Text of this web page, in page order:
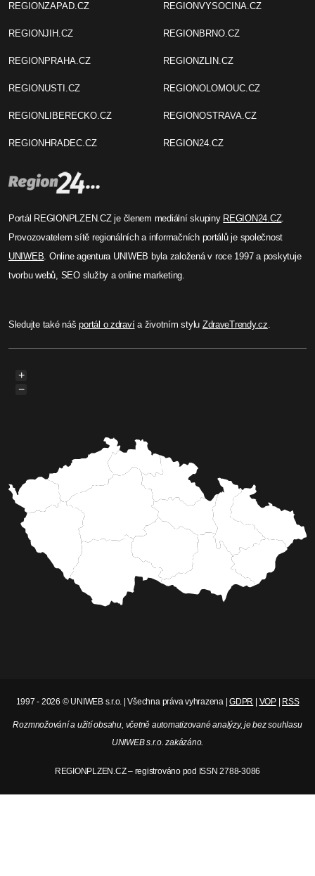
REGIONZAPAD.CZ
REGIONJIH.CZ
REGIONPRAHA.CZ
REGIONUSTI.CZ
REGIONLIBERECKO.CZ
REGIONHRADEC.CZ
REGIONVYSOCINA.CZ
REGIONBRNO.CZ
REGIONZLIN.CZ
REGIONOLOMOUC.CZ
REGIONOSTRAVA.CZ
REGION24.CZ
Portál REGIONPLZEN.CZ je členem mediální skupiny REGION24.CZ.
Provozovatelem sítě regionálních a informačních portálů je společnost
UNIWEB. Online agentura UNIWEB byla založená v roce 1997 a poskytuje
tvorbu webů, SEO služby a online marketing.
Sledujte také nášportál o zdravía životním stylu ZdraveTrendy.cz.
+
−
1997 - 2026 © UNIWEB s.r.o. | Všechna práva vyhrazena |GDPR VOP| RSS
Rozmnožování a užití obsahu, včetně automatizované analýzy, je bez souhlasu
UNIWEB s.r.o. zakázáno.
REGIONPLZEN.CZ – registrováno pod ISSN 2788-3086